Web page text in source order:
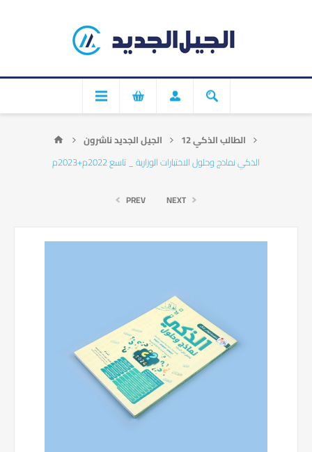
الجيل الجديد ناشرون
الطالب الذكي 12
الذكي نماذج وحلول الاختبارات الوزارية _ تاسع 2022م+2023م
PREV NEXT